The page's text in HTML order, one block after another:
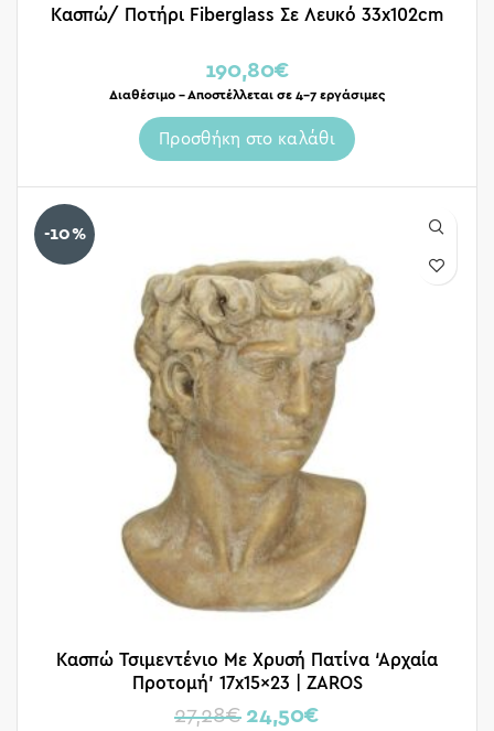
Κασπώ/ Ποτήρι Fiberglass Σε Λευκό 33x102cm
190,80€
Διαθέσιμο – Αποστέλλεται σε 4-7 εργάσιμες
Προσθήκη στο καλάθι
-10%
Κασπώ Τσιμεντένιο Με Χρυσή Πατίνα ‘Αρχαία
Προτομή’ 17x15x23 | ZAROS
27,28€ 24,50€